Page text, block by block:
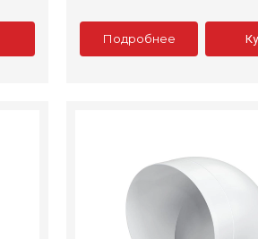
Подробнее